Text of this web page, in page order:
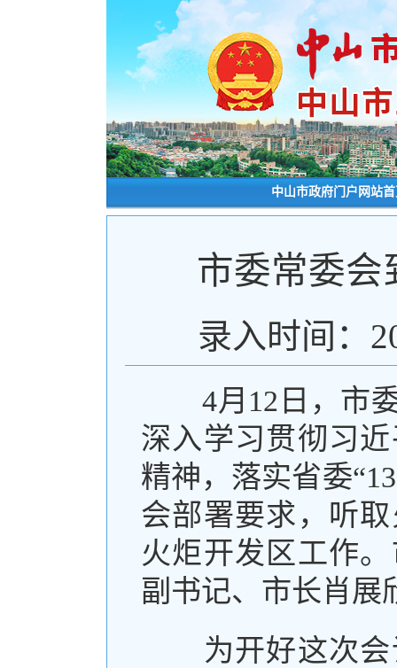
中山市政府门户网站
市委常委会
录入时间：
4月12日，市委
深入学习贯彻习
精神，落实省委
会部署要求，听
火炬开发区工作
副书记、市长肖展
为开好这次会